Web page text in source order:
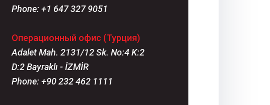
Phone: +1 647 327 9051
Операционный офис (Турция)
Adalet Mah. 2131/12 Sk. No:4 K:2
D:2 Bayraklı - İZMİR
Phone: +90 232 462 1111